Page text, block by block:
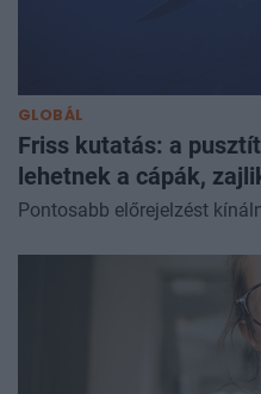
GLOBÁL
Friss kutatás: a
lehetnek a cápák,
Pontosabb előrejelzést